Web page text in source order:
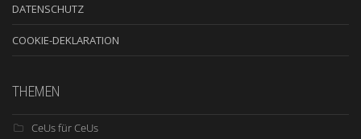
DATENSCHUTZ
COOKIE-DEKLARATION
THEMEN
CeUs für CeUs